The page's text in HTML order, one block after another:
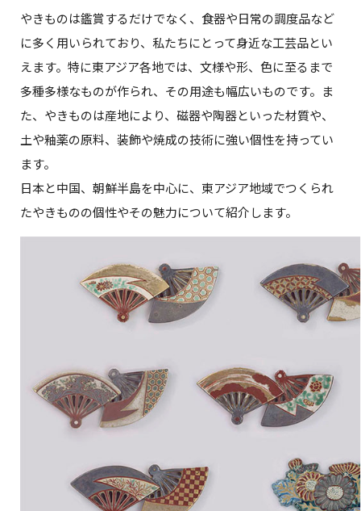
やきものは鑑賞するだけでなく、食器や日常の調度品など
に多く用いられており、私たちにとって身近な工芸品とい
えます。特に東アジア各地では、文様や形、色に至るまで
多種多様なものが作られ、その用途も幅広いものです。ま
た、やきものは産地により、磁器や陶器といった材質や、
土や釉薬の原料、装飾や焼成の技術に強い個性を持ってい
ます。
日本と中国、朝鮮半島を中心に、東アジア地域でつくられ
たやきものの個性やその魅力について紹介します。